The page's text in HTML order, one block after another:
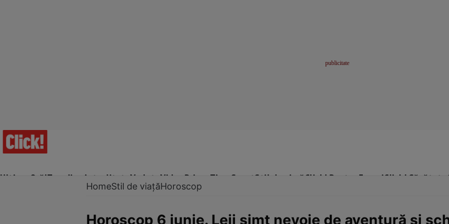
Ultima Oră!Trending Actualitate Vedete Video Prime Time SportStil de viațăClick! Pentru FemeiClick! Sănătate
HomeStil de viațăHoroscop
Horoscop 6 iunie. Leii simt nevoie de aventură și